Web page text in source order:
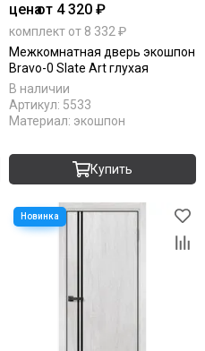
ценаот 4 320 ₽
комплект от 8 332 ₽
Межкомнатная дверь экошпон
Bravo-0 Slate Art глухая
В наличии
Артикул: 5533
Материал: экошпон
Купить